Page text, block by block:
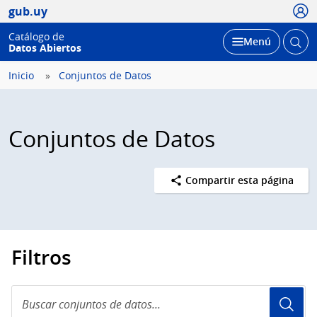
gub.uy
Catálogo de
Datos Abiertos
Desplegar
Menú Abrir
Inicio Conjuntos de Datos
Conjuntos de Datos
Compartir esta página
Filtros
conjuntos